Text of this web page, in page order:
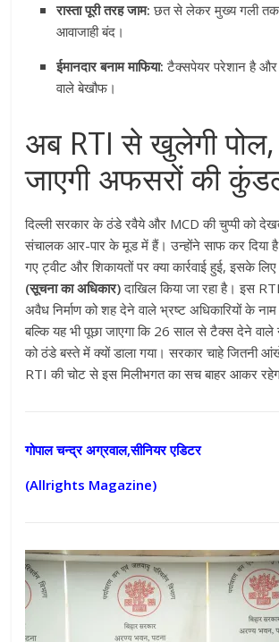
रास्ता पूरी तरह जाम: छत से लेकर मुख्य गली तक
आवाजाही बंद।
ईमानदार बनाम माफिया: टैक्सपेयर परेशान है
वाले बेखौफ।
अब RTI से खुलेगी पोल,
जाएगी अफसरों की
दिल्ली सरकार के ठंडे रवैये और MCD की चुप्पी को
संचालक आर-पार के मूड में हैं। उन्होंने साफ कर दिया
गए ट्वीट और शिकायतों पर क्या कार्रवाई हुई, इसके
(सूचना का अधिकार)दाखिल किया जा रहा है। इस
अवैध निर्माण को शह देने वाले भ्रष्ट अधिकारियों के
बल्कि यह भी पूछा जाएगा कि 26 साल से टैक्स देने वाले
को ठंडे बस्ते में क्यों डाला गया। सरकार चाहे जितनी
RTI की चोट से इस मिलीभगत का सच बाहर आकर
गोपाल चन्द्र अग्रवाल,सीनियर एडिटर
(Allrights Magazine)